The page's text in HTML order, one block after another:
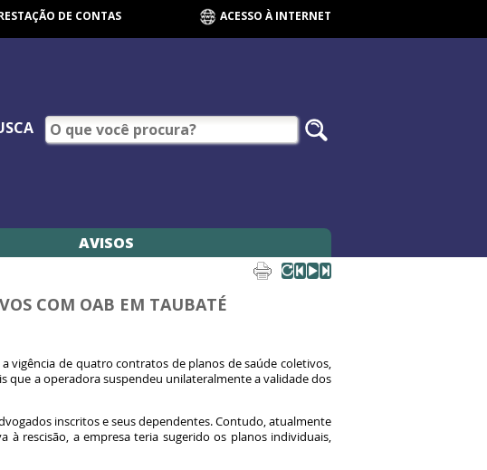
DE CONTAS ACESSO À INTERNET
AVISOS
COM OAB EM TAUBATÉ
vigência de quatro contratos de planos de saúde coletivos,
que a operadora suspendeu unilateralmente a validade dos
inscritos e seus dependentes. Contudo, atualmente
à rescisão, a empresa teria sugerido os planos individuais,